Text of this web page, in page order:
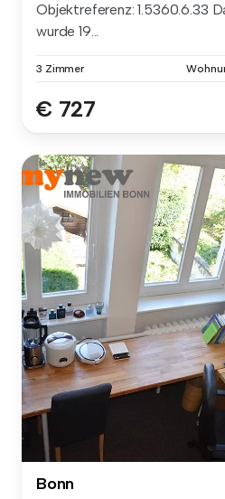
Objektreferenz: 1.5360.6.33
wurde 19...
3 Zimmer
€ 727
Bonn